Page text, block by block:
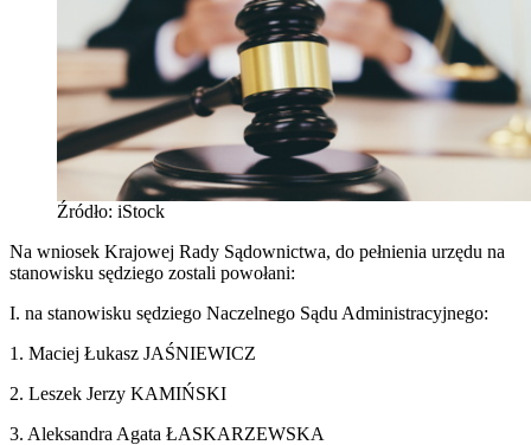
Źródło: iStock
Na wniosek Krajowej Rady Sądownictwa, do pełnienia urzędu na
stanowisku sędziego zostali powołani:
I. na stanowisku sędziego Naczelnego Sądu Administracyjnego:
1. Maciej Łukasz JAŚNIEWICZ
2. Leszek Jerzy KAMIŃSKI
3. Aleksandra Agata ŁASKARZEWSKA